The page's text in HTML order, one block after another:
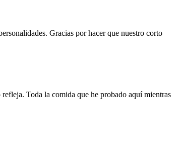
Gracias por hacer que nuestro corto
Toda la comida que he probado aquí mientras